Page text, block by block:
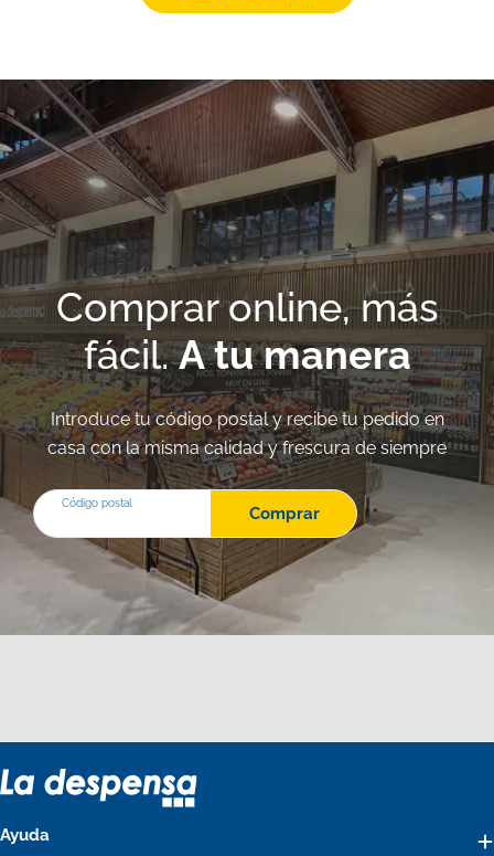
Comprar online, más
fácil.A tu manera
Introduce tu código postal y recibe tu pedido en
casa con la misma calidad y frescura de siempre
Código postal
Comprar
Ayuda